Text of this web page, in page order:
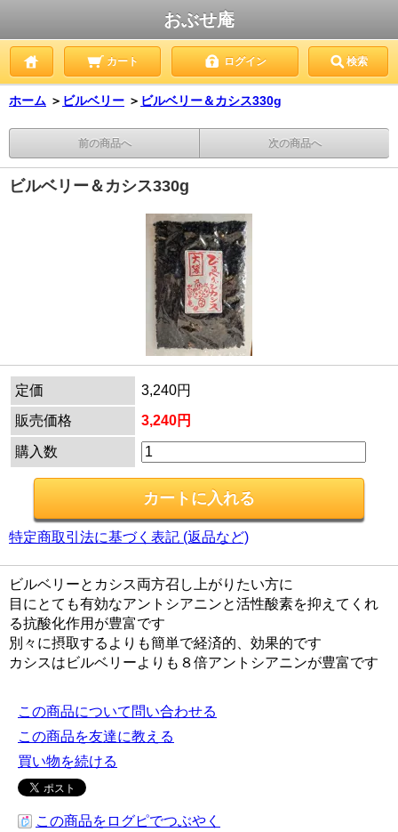
おぶせ庵
カート ログイン 検索
ホーム ＞ ビルベリー ＞ ビルベリー＆カシス330g
前の商品へ 次の商品へ
ビルベリー＆カシス330g
定価
3,240円
販売価格
3,240円
購入数
特定商取引法に基づく表記 (返品など)
ビルベリーとカシス両方召し上がりたい方に
目にとても有効なアントシアニンと活性酸素を抑えてくれ
る抗酸化作用が豊富です
別々に摂取するよりも簡単で経済的、効果的です
カシスはビルベリーよりも８倍アントシアニンが豊富です
この商品について問い合わせる
この商品を友達に教える
買い物を続ける
この商品をログピでつぶやく